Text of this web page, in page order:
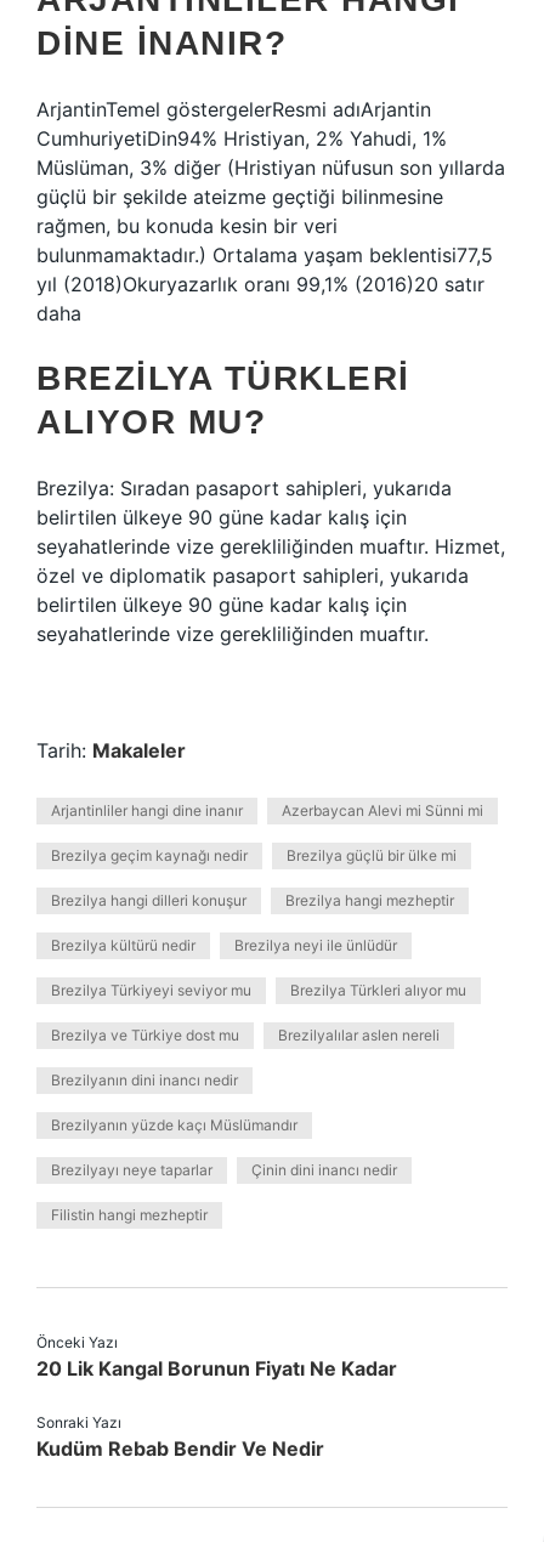
DINE INANIR?
ArjantinTemel göstergelerResmi adıArjantin
CumhuriyetiDin94% Hristiyan, 2% Yahudi, 1%
Müslüman, 3% diğer (Hristiyan nüfusun son yıllarda
güçlü bir şekilde ateizme geçtiği bilinmesine
rağmen, bu konuda kesin bir veri
bulunmamaktadır.) Ortalama yaşam beklentisi77,5
yıl (2018)Okuryazarlık oranı 99,1% (2016)20 satır
daha
BREZILYA TÜRKLERI
ALIYOR MU?
Brezilya: Sıradan pasaport sahipleri, yukarıda
belirtilen ülkeye 90 güne kadar kalış için
seyahatlerinde vize gerekliliğinden muaftır. Hizmet,
özel ve diplomatik pasaport sahipleri, yukarıda
belirtilen ülkeye 90 güne kadar kalış için
seyahatlerinde vize gerekliliğinden muaftır.
Tarih: Makaleler
Arjantinliler hangi dine inanır Azerbaycan Alevi mi Sünni mi
Brezilya geçim kaynağı nedir Brezilya güçlü bir ülke mi
Brezilya hangi dilleri konuşur Brezilya hangi mezheptir
Brezilya kültürü nedir Brezilya neyi ile ünlüdür
Brezilya Türkiyeyi seviyor mu Brezilya Türkleri alıyor mu
Brezilya ve Türkiye dost mu Brezilyalılar aslen nereli
Brezilyanın dini inancı nedir
Brezilyanın yüzde kaçı Müslümandır
Brezilyayı neye taparlar Çinin dini inancı nedir
Filistin hangi mezheptir
Önceki Yazı
20 Lik Kangal Borunun Fiyatı Ne Kadar
Sonraki Yazı
Kudüm Rebab Bendir Ve Nedir